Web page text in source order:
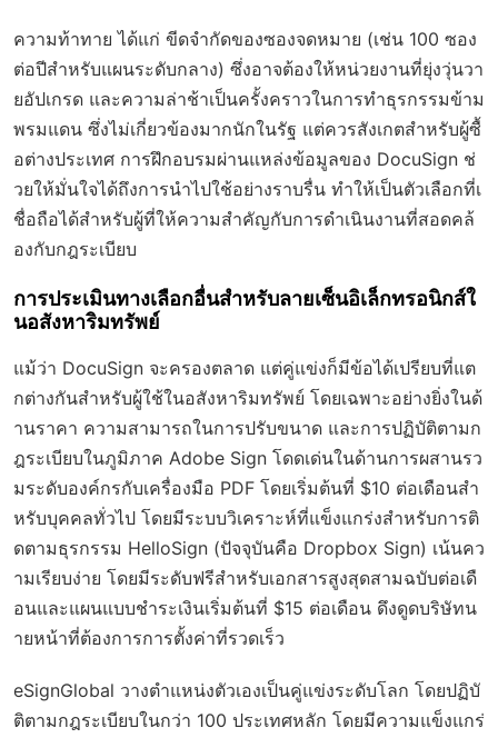
ความท้าทาย ได้แก่ ขีดจำกัดของซองจดหมาย (เช่น 100 ซอง
ต่อปีสำหรับแผนระดับกลาง) ซึ่งอาจต้องให้หน่วยงานที่ยุ่งวุ่นวา
ยอัปเกรด และความล่าช้าเป็นครั้งคราวในการทำธุรกรรมข้าม
พรมแดน ซึ่งไม่เกี่ยวข้องมากนักในรัฐ แต่ควรสังเกตสำหรับผู้ซื้
อต่างประเทศ การฝึกอบรมผ่านแหล่งข้อมูลของ DocuSign ช่
วยให้มั่นใจได้ถึงการนำไปใช้อย่างราบรื่น ทำให้เป็นตัวเลือกที่เ
ชื่อถือได้สำหรับผู้ที่ให้ความสำคัญกับการดำเนินงานที่สอดคล้
องกับกฎระเบียบ
การประเมินทางเลือกอื่นสำหรับลายเซ็นอิเล็กทรอนิกส์ใ
นอสังหาริมทรัพย์
แม้ว่า DocuSign จะครองตลาด แต่คู่แข่งก็มีข้อได้เปรียบที่แต
กต่างกันสำหรับผู้ใช้ในอสังหาริมทรัพย์ โดยเฉพาะอย่างยิ่งในด้
านราคา ความสามารถในการปรับขนาด และการปฏิบัติตามก
ฎระเบียบในภูมิภาค Adobe Sign โดดเด่นในด้านการผสานรว
มระดับองค์กรกับเครื่องมือ PDF โดยเริ่มต้นที่ $10 ต่อเดือนสำ
หรับบุคคลทั่วไป โดยมีระบบวิเคราะห์ที่แข็งแกร่งสำหรับการติ
ดตามธุรกรรม HelloSign (ปัจจุบันคือ Dropbox Sign) เน้นคว
ามเรียบง่าย โดยมีระดับฟรีสำหรับเอกสารสูงสุดสามฉบับต่อเดื
อนและแผนแบบชำระเงินเริ่มต้นที่ $15 ต่อเดือน ดึงดูดบริษัทน
ายหน้าที่ต้องการการตั้งค่าที่รวดเร็ว
eSignGlobal วางตำแหน่งตัวเองเป็นคู่แข่งระดับโลก โดยปฏิบั
ติตามกฎระเบียบในกว่า 100 ประเทศหลัก โดยมีความแข็งแกร่